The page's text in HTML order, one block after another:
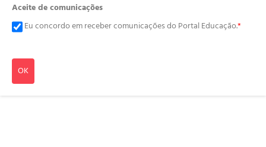
Aceite de comunicações
Eu concordo em receber comunicações do Portal Educação.*
OK